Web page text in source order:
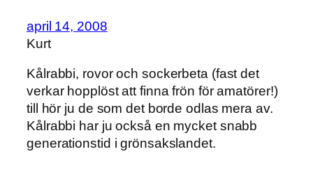
april 14, 2008
Kurt
Kålrabbi, rovor och sockerbeta (fast det
verkar hopplöst att finna frön för amatörer!)
till hör ju de som det borde odlas mera av.
Kålrabbi har ju också en mycket snabb
generationstid i grönsakslandet.